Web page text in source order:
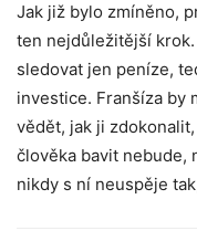
Jak již bylo zmíněno,
ten nejdůležitější
sledovat jen peníze,
investice. Franšíza by
vědět, jak ji
člověka bavit nebude,
nikdy s ní neuspěje